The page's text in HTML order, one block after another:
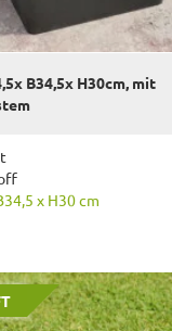
B34,5x H30cm, mit
x H30 cm